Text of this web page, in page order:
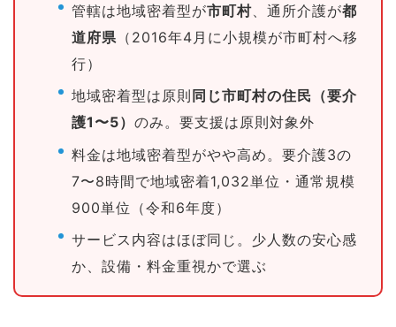
管轄は地域密着型が市町村 、通所介護が都
道府県 （2016年4月に小規模が市町村へ移
行）
地域密着型は原則 同じ市町村の住民（要介
護1〜5）のみ。要支援は原則対象外
料金は地域密着型がやや高め。要介護3の
7〜8時間で地域密着1,032単位・通常規模
900単位（令和6年度）
サービス内容はほぼ同じ。少人数の安心感
か、設備・料金重視かで選ぶ